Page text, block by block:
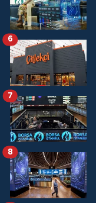
6
7
8